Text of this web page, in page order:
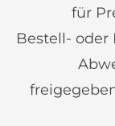
für
Bestell- oder